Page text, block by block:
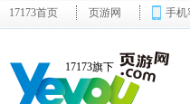
17173首页 页游网 手机
17173旗下